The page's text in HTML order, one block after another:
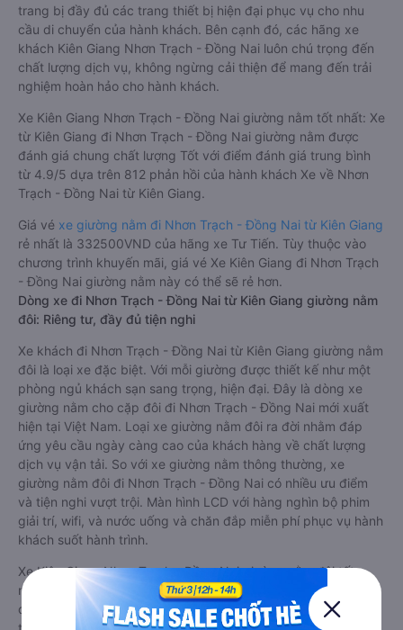
trang bị đầy đủ các trang thiết bị hiện đại phục vụ cho nhu
cầu di chuyển của hành khách. Bên cạnh đó, các hãng xe
khách Kiên Giang Nhơn Trạch - Đồng Nai luôn chú trọng đến
chất lượng dịch vụ, không ngừng cải thiện để mang đến trải
nghiệm hoàn hảo cho hành khách.
Xe Kiên Giang Nhơn Trạch - Đồng Nai giường nằm tốt nhất: Xe
từ Kiên Giang đi Nhơn Trạch - Đồng Nai giường nằm được
đánh giá chung chất lượng Tốt với điểm đánh giá trung bình
từ 4.9/5 dựa trên 812 phản hồi của hành khách Xe về Nhơn
Trạch - Đồng Nai từ Kiên Giang.
Giá vé xe giường nằm đi Nhơn Trạch - Đồng Nai từ Kiên Giang
rẻ nhất là 332500VND của hãng xe Tư Tiến. Tùy thuộc vào
chương trình khuyến mãi, giá vé Xe Kiên Giang đi Nhơn Trạch
- Đồng Nai giường nằm này có thể sẽ rẻ hơn.
Dòng xe đi Nhơn Trạch - Đồng Nai từ Kiên Giang giường nằm
đôi: Riêng tư, đầy đủ tiện nghi
Xe khách đi Nhơn Trạch - Đồng Nai từ Kiên Giang giường nằm
đôi là loại xe đặc biệt. Với mỗi giường được thiết kế như một
phòng ngủ khách sạn sang trọng, hiện đại. Đây là dòng xe
giường nằm cho cặp đôi đi Nhơn Trạch - Đồng Nai mới xuất
hiện tại Việt Nam. Loại xe giường nằm đôi ra đời nhằm đáp
ứng yêu cầu ngày càng cao của khách hàng về chất lượng
dịch vụ vận tải. So với xe giường nằm thông thường, xe
giường nằm đôi đi Nhơn Trạch - Đồng Nai có nhiều ưu điểm
và tiện nghi vượt trội. Màn hình LCD với hàng nghìn bộ phim
giải trí, wifi, và nước uống và chăn đắp miễn phí phục vụ hành
khách suốt hành trình.
Xe Kiên Giang Nhơn Trạch - Đồng Nai giường nằm đôi tốt
nhất: Xe từ Kiên Giang đi Nhơn Trạch - Đồng Nai giường nằm
đôi được đánh giá chung có chất lượng Tốt với điểm đánh giá